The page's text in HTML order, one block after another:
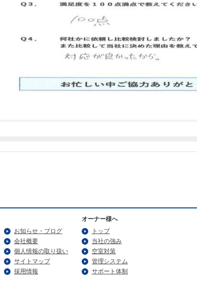
お知らせ・ブログ
会社概要
個人情報の取り扱い
サイトマップ
採用情報
オーナー様へ
トップ
当社の強み
空室対策
管理システム
サポート体制